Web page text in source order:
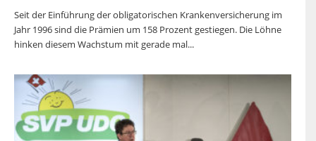
Seit der Einführung der obligatorischen Krankenversicherung im
Jahr 1996 sind die Prämien um 158 Prozent gestiegen. Die Löhne
hinken diesem Wachstum mit gerade mal...